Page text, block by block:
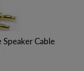
Cable